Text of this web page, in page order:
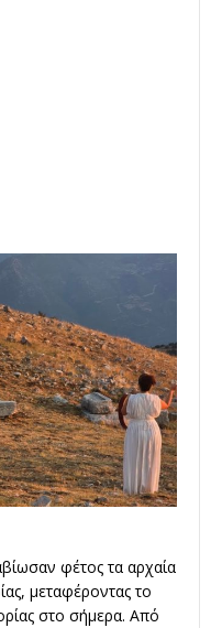
φέτος τα αρχαία
μεταφέροντας το
στο σήμερα. Από